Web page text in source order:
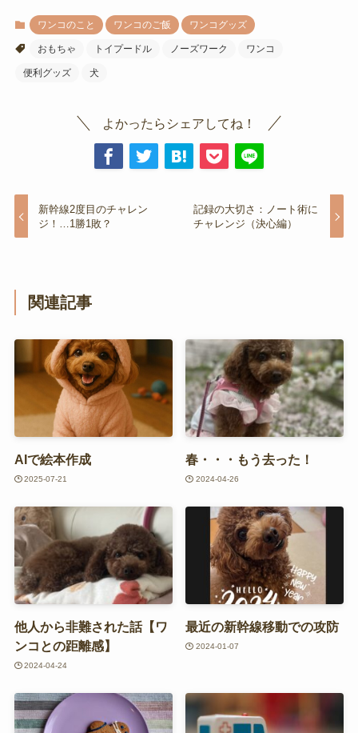
ワンコのこと ワンコのご飯 ワンコグッズ
おもちゃ トイプードル ノーズワーク ワンコ
便利グッズ 犬
よかったらシェアしてね！
新幹線2度目のチャレン
ジ！…1勝1敗？
記録の大切さ：ノート術に
チャレンジ（決心編）
関連記事
AIで絵本作成
2025-07-21
春・・・もう去った！
2024-04-26
他人から非難された話【ワ
ンコとの距離感】
2024-04-24
最近の新幹線移動での攻防
2024-01-07